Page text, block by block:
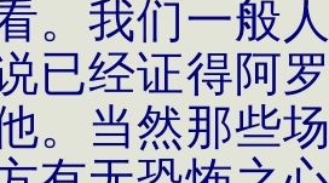
。我们一般
已经证得阿
。当然那些